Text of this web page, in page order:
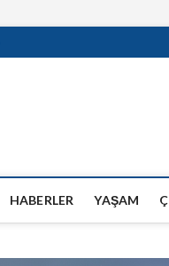
HABERLER YAŞAM